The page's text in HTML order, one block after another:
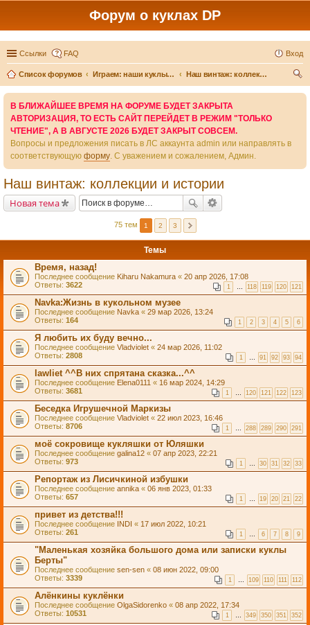
Форум о куклах DP
Ссылки FAQ Вход
Список форумов Играем: наши куклы и игры вокруг них
Наш винтаж: коллекции и истории
В БЛИЖАЙШЕЕ ВРЕМЯ НА ФОРУМЕ БУДЕТ ЗАКРЫТА
АВТОРИЗАЦИЯ, ТО ЕСТЬ САЙТ ПЕРЕЙДЕТ В РЕЖИМ "ТОЛЬКО
ЧТЕНИЕ", А В АВГУСТЕ 2026 БУДЕТ ЗАКРЫТ СОВСЕМ.
Вопросы и предложения писать в ЛС аккаунта admin или направлять в
соответствующую форму. С уважением и сожалением, Админ.
Наш винтаж: коллекции и истории
Новая тема
75 тем 1 2 3
Темы
Время, назад!
Последнее сообщение Kiharu Nakamura « 20 апр 2026, 17:08
Ответы: 3622 1 … 118 119 120 121
Navka:Жизнь в кукольном музее
Последнее сообщение Navka « 29 мар 2026, 13:24
Ответы: 164 1 2 3 4 5 6
Я любить их буду вечно...
Последнее сообщение Vladviolet « 24 мар 2026, 11:02
Ответы: 2808 1 … 91 92 93 94
lawliet ^^В них спрятана сказка...^^
Последнее сообщение Elena0111 « 16 мар 2024, 14:29
Ответы: 3681 1 … 120 121 122 123
Беседка Игрушечной Маркизы
Последнее сообщение Vladviolet « 22 июл 2023, 16:46
Ответы: 8706 1 … 288 289 290 291
моё сокровище кукляшки от Юляшки
Последнее сообщение galina12 « 07 апр 2023, 22:21
Ответы: 973 1 … 30 31 32 33
Репортаж из Лисичкиной избушки
Последнее сообщение annika « 06 янв 2023, 01:33
Ответы: 657 1 … 19 20 21 22
привет из детства!!!
Последнее сообщение INDI « 17 июл 2022, 10:21
Ответы: 261 1 … 6 7 8 9
"Маленькая хозяйка большого дома или записки куклы
Берты"
Последнее сообщение sen-sen « 08 июн 2022, 09:00
Ответы: 3339 1 … 109 110 111 112
Алёнкины куклёнки
Последнее сообщение OlgaSidorenko « 08 апр 2022, 17:34
Ответы: 10531 1 … 349 350 351 352